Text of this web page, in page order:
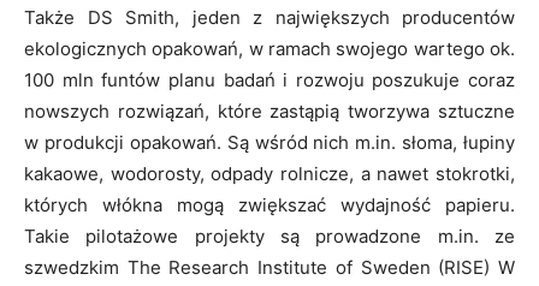
Także DS Smith, jeden z największych producentów
ekologicznych opakowań, w ramach swojego wartego ok.
100 mln funtów planu badań i rozwoju poszukuje coraz
nowszych rozwiązań, które zastąpią tworzywa sztuczne
w produkcji opakowań. Są wśród nich m.in. słoma, łupiny
kakaowe, wodorosty, odpady rolnicze, a nawet stokrotki,
których włókna mogą zwiększać wydajność papieru.
Takie pilotażowe projekty są prowadzone m.in. ze
szwedzkim The Research Institute of Sweden (RISE) W